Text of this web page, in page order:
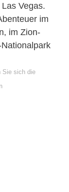
Vegas.
im
im Zion-
Sie sich die